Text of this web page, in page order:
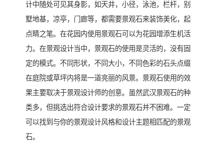
计中随处可见其身影，如天井，小径，泳池，栏杆，别
墅地基，凉亭，门廊等，都需要景观石来装饰美化，起
点睛之笔。在花园内使用景观石可以为花园增添生机活
力。在景观设计当中，景观石的使用是灵活的，没有固
定的模式。不同形状，不同大小，不同色彩的石头点缀
在庭院或草坪内将是一道亮丽的风景。景观石使用的效
果主要取决于景观设计师的创意。虽然武汉景观石的种
类多，但挑选出符合设计要求的景观石并不困难。一定
可以找到与你的景观设计风格和设计主题相匹配的景观
石。